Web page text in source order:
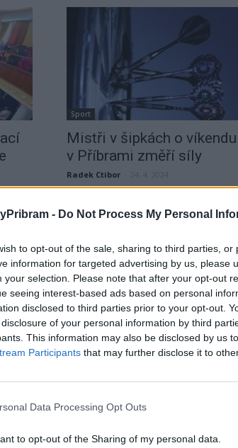
- Do Not Process My Personal
to opt-out of the sale, sharing to third parties,
information for targeted advertising by us, please
your selection. Please note that after your opt-out
seeing interest-based ads based on personal
disclosed to third parties prior to your opt-out.
of your personal information by third
This information may also be disclosed by us
Participants that may further disclose it to
Data Processing Opt Outs
to opt-out of the Sharing of my personal data.
Sport
Mistři v šipkách o víkendu
v Příbrami změří síly
Radek Ctibor
sálu Divadla A. Dvořáka v Příbrami
kterým bude Mistrovství České
Sport
Příbram hostila regionální
Veronika Bonková - 19. 2. 2019